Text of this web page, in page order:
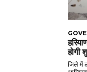
होगी
जिले में